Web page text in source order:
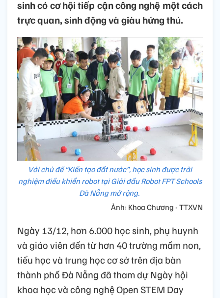
sinh có cơ hội tiếp cận công nghệ một cách
trực quan, sinh động và giàu hứng thú.
Với chủ đề “Kiến tạo đất nước”, học sinh được trải
nghiệm điều khiển robot tại Giải đấu Robot FPT Schools
Đà Nẵng mở rộng.
Ảnh: Khoa Chương - TTXVN
Ngày 13/12, hơn 6.000 học sinh, phụ huynh
và giáo viên đến từ hơn 40 trường mầm non,
tiểu học và trung học cơ sở trên địa bàn
thành phố Đà Nẵng đã tham dự Ngày hội
khoa học và công nghệ Open STEM Day